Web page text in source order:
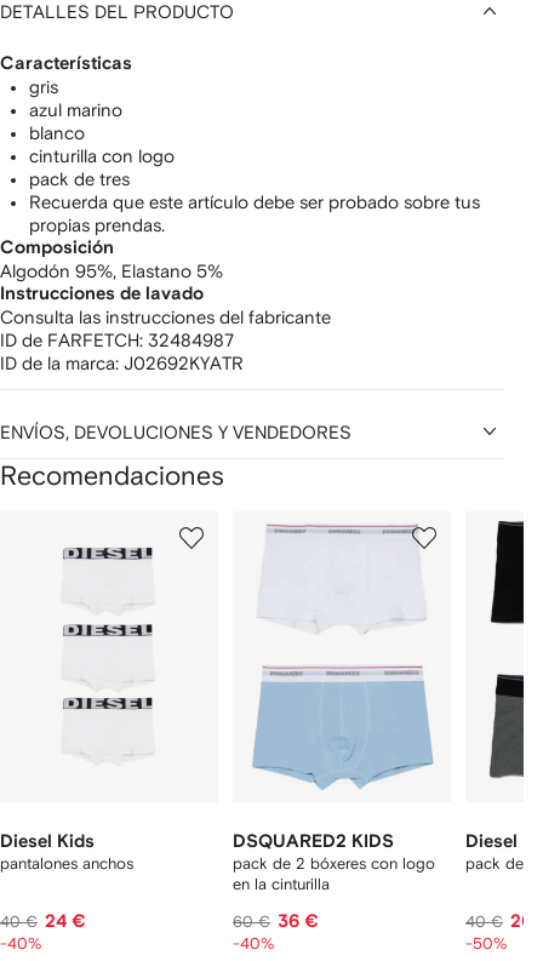
DETALLES DEL PRODUCTO
Características
gris
azul marino
blanco
cinturilla con logo
pack de tres
Recuerda que este artículo debe ser probado sobre tus
propias prendas.
Composición
Algodón 95%, Elastano 5%
Instrucciones de lavado
Consulta las instrucciones del fabricante
ID de FARFETCH: 32484987
ID de la marca: J02692KYATR
ENVÍOS, DEVOLUCIONES Y VENDEDORES
Recomendaciones
Diesel Kids
pantalones anchos
40 € 24 €
-40%
DSQUARED2 KIDS
pack de 2 bóxeres con logo
en la cinturilla
60 € 36 €
-40%
Diesel
pack de
40 € 20
-50%